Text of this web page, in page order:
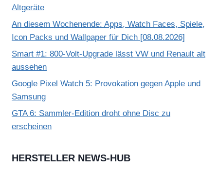
Altgeräte
An diesem Wochenende: Apps, Watch Faces, Spiele,
Icon Packs und Wallpaper für Dich [08.08.2026]
Smart #1: 800-Volt-Upgrade lässt VW und Renault alt
aussehen
Google Pixel Watch 5: Provokation gegen Apple und
Samsung
GTA 6: Sammler-Edition droht ohne Disc zu
erscheinen
HERSTELLER NEWS-HUB